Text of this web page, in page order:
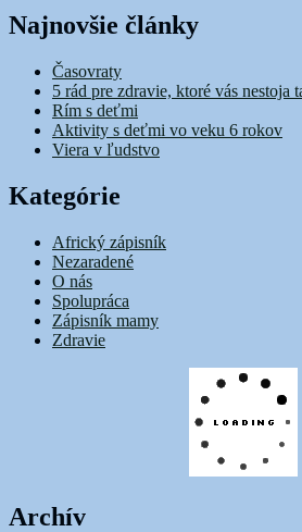
Najnovšie články
Časovraty
5 rád pre zdravie, ktoré vás
Rím s deťmi
Aktivity s deťmi vo veku 6 rokov
Viera v ľudstvo
Kategórie
Africký zápisník
Nezaradené
O nás
Spolupráca
Zápisník mamy
Zdravie
Archív